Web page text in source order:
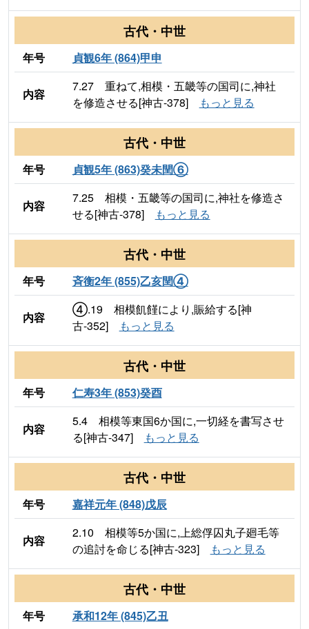
古代・中世
年号 貞観6年 (864)甲申
内容
7.27 重ねて,相模・五畿等の国司に,神社
を修造させる[神古-378]
もっと見る
古代・中世
年号 貞観5年 (863)癸未閏⑥
内容
7.25 相模・五畿等の国司に,神社を修造さ
せる[神古-378]
もっと見る
古代・中世
年号 斉衡2年 (855)乙亥閏④
内容
④.19 相模飢饉により,賑給する[神
古-352]
もっと見る
古代・中世
年号 仁寿3年 (853)癸酉
内容
5.4 相模等東国6か国に,一切経を書写させ
る[神古-347]
もっと見る
古代・中世
年号 嘉祥元年 (848)戊辰
内容
2.10 相模等5か国に,上総俘囚丸子廻毛等
の追討を命じる[神古-323]
もっと見る
古代・中世
年号 承和12年 (845)乙丑